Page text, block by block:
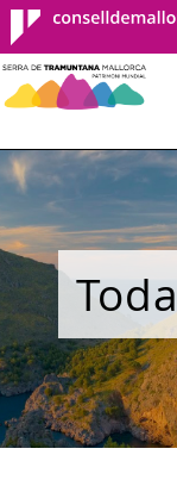
Consell
Mallorca